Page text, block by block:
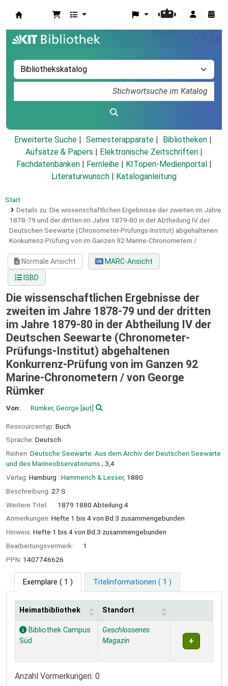
Erweiterte Suche Semesterapparate
Bibliotheken
Aufsätze & Papers
Elektronische Zeitschriften
Fachdatenbanken
Fernleihe KITopen-Medienportal
Literaturwunsch
Kataloganleitung
Start
Details zu: Die wissenschaftlichen Ergebnisse der zweiten im Jahre
1878-79 und der dritten im Jahre 1879-80 in der Abtheilung IV der
Deutschen Seewarte (Chronometer-Prüfungs-Institut) abgehaltenen
Konkurrenz-Prüfung von im Ganzen 92 Marine-Chronometern /
Normale Ansicht
MARC-Ansicht
ISBD
Die wissenschaftlichen Ergebnisse der
zweiten im Jahre 1878-79 und der dritten
im Jahre 1879-80 in der Abtheilung IV der
Deutschen Seewarte (Chronometer-
Prüfungs-Institut) abgehaltenen
Konkurrenz-Prüfung von im Ganzen 92
Marine-Chronometern / von George
Rümker
Von: Rümker, George [aut]
Ressourcentyp: Buch
Sprache: Deutsch
Reihen: Deutsche Seewarte. Aus dem Archiv der Deutschen Seewarte
und des Marineobservatoriums ; 3,4
Verlag: Hamburg : Hammerich & Lesser, 1880
Beschreibung: 27 S
Weitere Titel:
1879 1880 Abteilung 4
Anmerkungen: Hefte 1 bis 4 von Bd.3 zusammengebunden
Hinweis: Hefte 1 bis 4 von Bd.3 zusammengebunden
Bearbeitungsvermerk:
1
PPN: 1407746626
Exemplare ( 1 ) Titelinformationen ( 1 )
Exemplare
Heimatbibliothek Standort
Bibliothek Campus
Süd
Geschlossenes
Magazin
Anzahl Vormerkungen: 0